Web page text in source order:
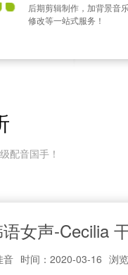
后期剪辑制作，加背景音
修改等一站式服务！
配音国手！
女声-Cecilia
音 时间：2020-03-16 浏